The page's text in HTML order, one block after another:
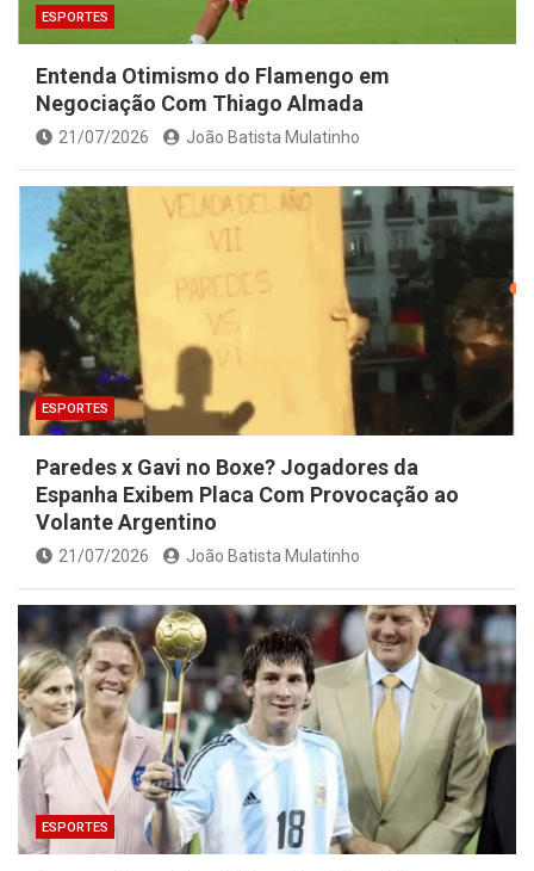
ESPORTES
Entenda Otimismo do Flamengo em
Negociação Com Thiago Almada
21/07/2026 João Batista Mulatinho
ESPORTES
Paredes x Gavi no Boxe? Jogadores da
Espanha Exibem Placa Com Provocação ao
Volante Argentino
21/07/2026 João Batista Mulatinho
ESPORTES